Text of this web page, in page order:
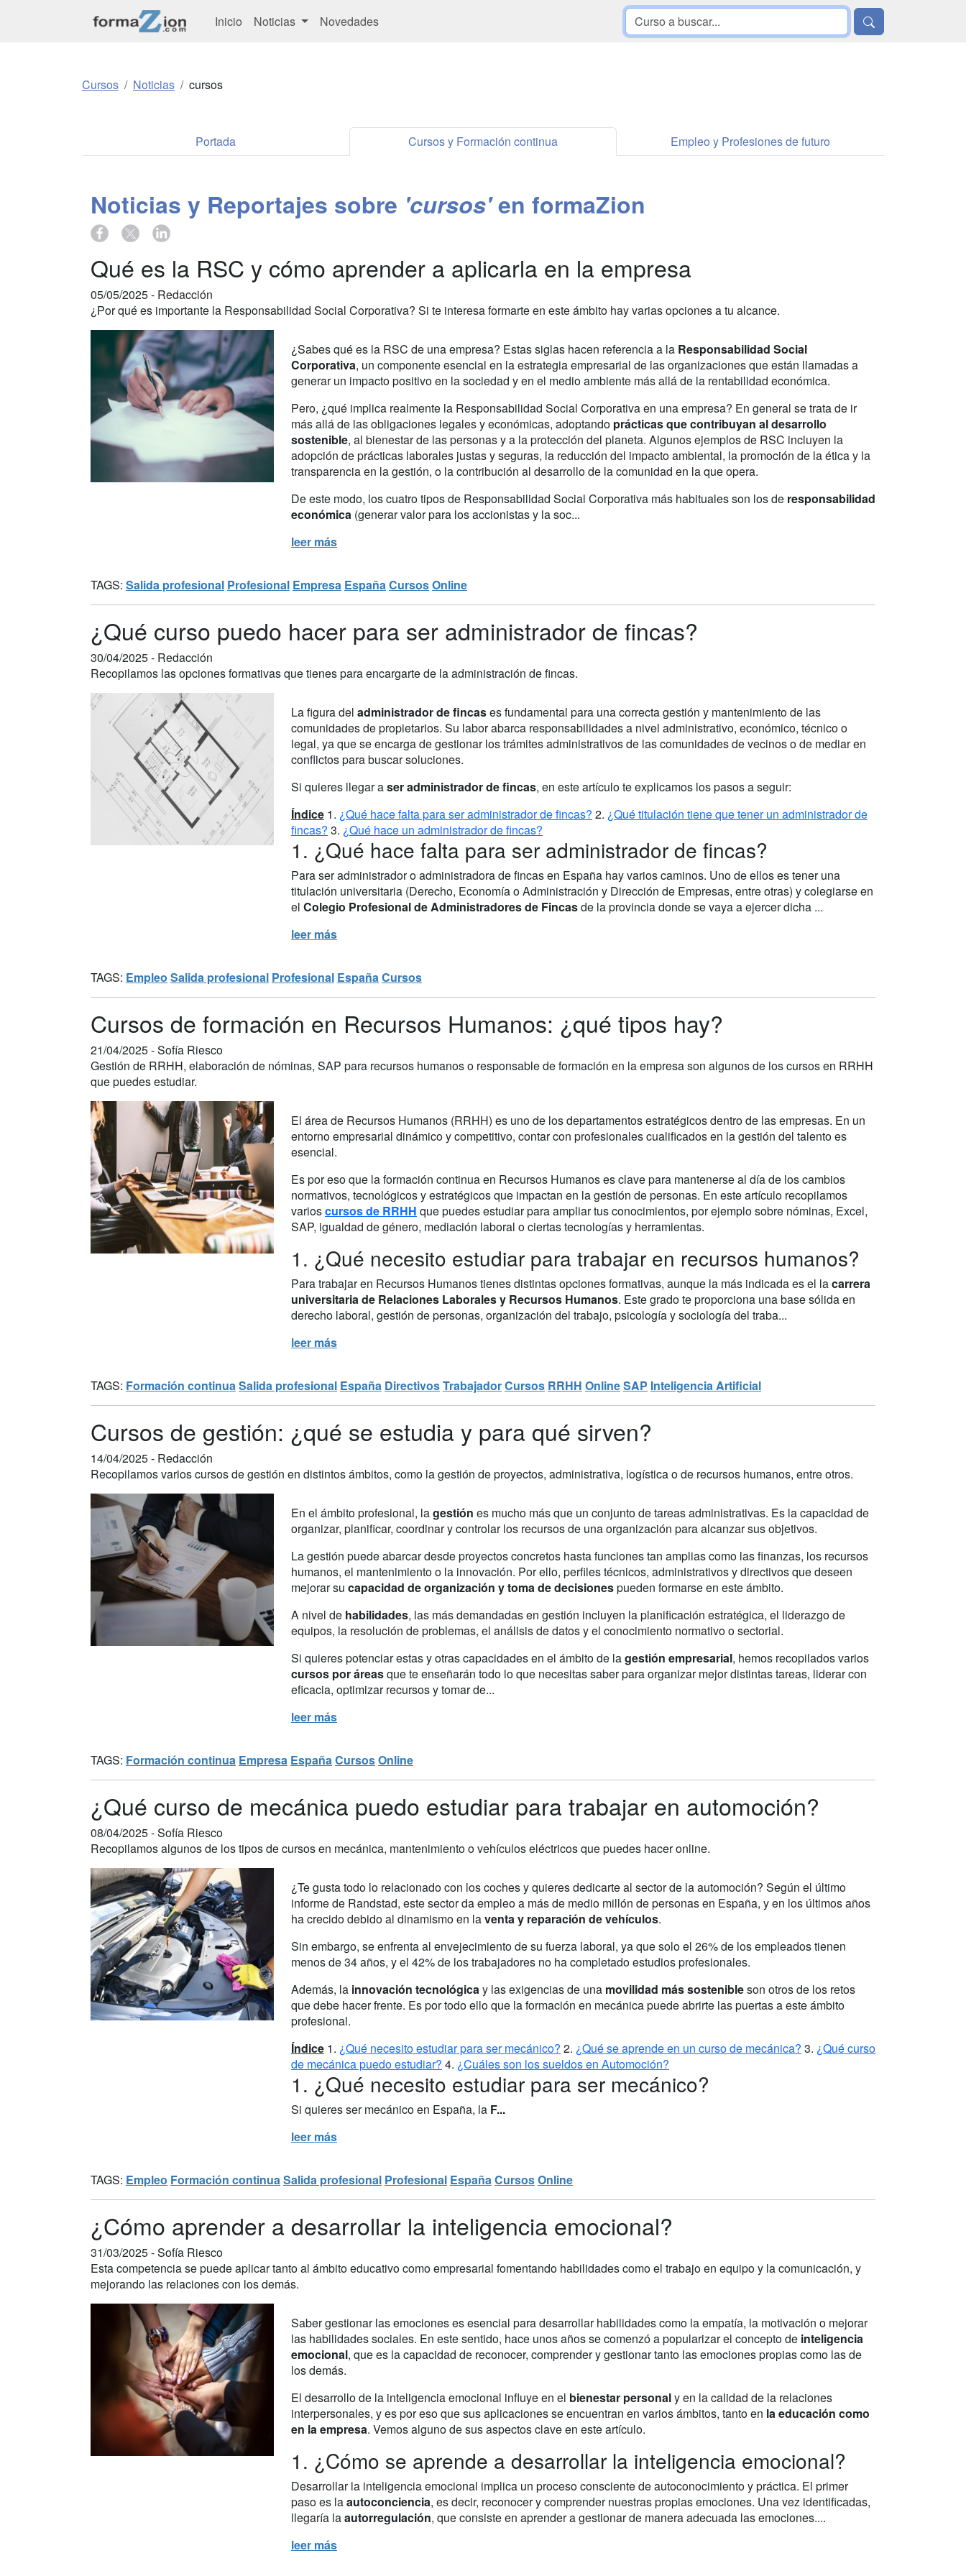
Inicio Noticias Novedades
Cursos Noticias cursos
Portada Cursos y Formación continua Empleo y Profesiones de futuro
Noticias y Reportajes sobre 'cursos'en formaZion
Qué es la RSC y cómo aprender a aplicarla en la empresa
05/05/2025 - Redacción
¿Por qué es importante la Responsabilidad Social Corporativa? Si te interesa formarte en este ámbito hay varias opciones a tu alcance.
¿Sabes qué es la RSC de una empresa? Estas siglas hacen referencia a la Responsabilidad Social
Corporativa, un componente esencial en la estrategia empresarial de las organizaciones que están llamadas a
generar un impacto positivo en la sociedad y en el medio ambiente más allá de la rentabilidad económica.
Pero, ¿qué implica realmente la Responsabilidad Social Corporativa en una empresa? En general se trata de ir
más allá de las obligaciones legales y económicas, adoptando prácticas que contribuyan al desarrollo
sostenible, al bienestar de las personas y a la protección del planeta. Algunos ejemplos de RSC incluyen la
adopción de prácticas laborales justas y seguras, la reducción del impacto ambiental, la promoción de la ética y la
transparencia en la gestión, o la contribución al desarrollo de la comunidad en la que opera.
De este modo, los cuatro tipos de Responsabilidad Social Corporativa más habituales son los de responsabilidad
económica (generar valor para los accionistas y la soc...
leer más
TAGS: Salida profesional Profesional Empresa España CursosOnline
¿Qué curso puedo hacer para ser administrador de fincas?
30/04/2025 - Redacción
Recopilamos las opciones formativas que tienes para encargarte de la administración de fincas.
La figura del administrador de fincases fundamental para una correcta gestión y mantenimiento de las
comunidades de propietarios. Su labor abarca responsabilidades a nivel administrativo, económico, técnico o
legal, ya que se encarga de gestionar los trámites administrativos de las comunidades de vecinos o de mediar en
conflictos para buscar soluciones.
Si quieres llegar aser administrador de fincas, en este artículo te explicamos los pasos a seguir:
Índice 1. ¿Qué hace falta para ser administrador de fincas? 2. ¿Qué titulación tiene que tener un administrador de
fincas? 3. ¿Qué hace un administrador de fincas?
1. ¿Qué hace falta para ser administrador de fincas?
Para ser administrador o administradora de fincas en España hay varios caminos. Uno de ellos es tener una
titulación universitaria (Derecho, Economía o Administración y Dirección de Empresas, entre otras) y colegiarse en
el Colegio Profesional de Administradores de Fincasde la provincia donde se vaya a ejercer dicha ...
leer más
TAGS: Empleo Salida profesional Profesional España Cursos
Cursos de formación en Recursos Humanos: ¿qué tipos hay?
21/04/2025 -Sofía Riesco
Gestión de RRHH, elaboración de nóminas, SAP para recursos humanos o responsable de formación en la empresa son algunos de los cursos en RRHH
que puedes estudiar.
El área de Recursos Humanos (RRHH) es uno de los departamentos estratégicos dentro de las empresas. En un
entorno empresarial dinámico y competitivo, contar con profesionales cualificados en la gestión del talento es
esencial.
Es por eso que la formación continua en Recursos Humanos es clave para mantenerse al día de los cambios
normativos, tecnológicos y estratégicos que impactan en la gestión de personas. En este artículo recopilamos
varioscursos de RRHH que puedes estudiar para ampliar tus conocimientos, por ejemplo sobre nóminas, Excel,
SAP, igualdad de género, mediación laboral o ciertas tecnologías y herramientas.
1. ¿Qué necesito estudiar para trabajar en recursos humanos?
Para trabajar en Recursos Humanos tienes distintas opciones formativas, aunque la más indicada es el lacarrera
universitaria de Relaciones Laborales y Recursos Humanos. Este grado te proporciona una base sólida en
derecho laboral, gestión de personas, organización del trabajo, psicología y sociología del traba...
leer más
TAGS: Formación continua Salida profesional España DirectivosTrabajadorCursos RRHH OnlineSAP Inteligencia Artificial
Cursos de gestión: ¿qué se estudia y para qué sirven?
14/04/2025 - Redacción
Recopilamos varios cursos de gestión en distintos ámbitos, como la gestión de proyectos, administrativa, logística o de recursos humanos, entre otros.
En el ámbito profesional, lagestión es mucho más que un conjunto de tareas administrativas. Es la capacidad de
organizar, planificar, coordinar y controlar los recursos de una organización para alcanzar sus objetivos.
La gestión puede abarcar desde proyectos concretos hasta funciones tan amplias como las finanzas, los recursos
humanos, el mantenimiento o la innovación. Por ello, perfiles técnicos, administrativos y directivos que deseen
mejorar su capacidad de organización y toma de decisionespueden formarse en este ámbito.
A nivel de habilidades, las más demandadas en gestión incluyen la planificación estratégica, el liderazgo de
equipos, la resolución de problemas, el análisis de datos y el conocimiento normativo o sectorial.
Si quieres potenciar estas y otras capacidades en el ámbito de lagestión empresarial, hemos recopilados varios
cursos por áreasque te enseñarán todo lo que necesitas saber para organizar mejor distintas tareas, liderar con
eficacia, optimizar recursos y tomar de...
leer más
TAGS: Formación continua Empresa España CursosOnline
¿Qué curso de mecánica puedo estudiar para trabajar en automoción?
08/04/2025 -Sofía Riesco
Recopilamos algunos de los tipos de cursos en mecánica, mantenimiento o vehículos eléctricos que puedes hacer online.
¿Te gusta todo lo relacionado con los coches y quieres dedicarte al sector de la automoción? Según el último
informe de Randstad, este sector da empleo a más de medio millón de personas en España, y en los últimos años
ha crecido debido al dinamismo en laventa y reparación de vehículos.
Sin embargo, se enfrenta al envejecimiento de su fuerza laboral, ya que solo el 26% de los empleados tienen
menos de 34 años, y el 42% de los trabajadores no ha completado estudios profesionales.
Además, la innovación tecnológica y las exigencias de una movilidad más sostenibleson otros de los retos
que debe hacer frente. Es por todo ello que la formación en mecánica puede abrirte las puertas a este ámbito
profesional.
Índice 1. ¿Qué necesito estudiar para ser mecánico? 2. ¿Qué se aprende en un curso de mecánica? 3. ¿Qué curso
de mecánica puedo estudiar? 4. ¿Cuáles son los sueldos en Automoción?
1. ¿Qué necesito estudiar para ser mecánico?
Si quieres ser mecánico en España, la F...
leer más
TAGS: Empleo Formación continua Salida profesional Profesional España CursosOnline
¿Cómo aprender a desarrollar la inteligencia emocional?
31/03/2025 -Sofía Riesco
Esta competencia se puede aplicar tanto al ámbito educativo como empresarial fomentando habilidades como el trabajo en equipo y la comunicación, y
mejorando las relaciones con los demás.
Saber gestionar las emociones es esencial para desarrollar habilidades como la empatía, la motivación o mejorar
las habilidades sociales. En este sentido, hace unos años se comenzó a popularizar el concepto de inteligencia
emocional, que es la capacidad de reconocer, comprender y gestionar tanto las emociones propias como las de
los demás.
El desarrollo de la inteligencia emocional influye en el bienestar personaly en la calidad de la relaciones
interpersonales, y es por eso que sus aplicaciones se encuentran en varios ámbitos, tanto en la educación como
en la empresa. Vemos alguno de sus aspectos clave en este artículo.
1. ¿Cómo se aprende a desarrollar la inteligencia emocional?
Desarrollar la inteligencia emocional implica un proceso consciente de autoconocimiento y práctica. El primer
paso es laautoconciencia, es decir, reconocer y comprender nuestras propias emociones. Una vez identificadas,
llegaría laautorregulación, que consiste en aprender a gestionar de manera adecuada las emociones....
leer más